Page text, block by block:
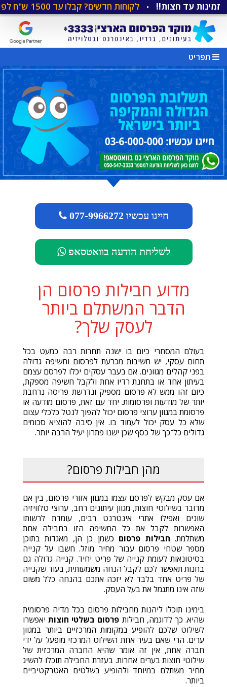
עד חצות!! • לקוחות חדשים? קבלו עד 1500 ש"ח לפרסום בגוגל!!
תפריט
חייגו עכשיו 077-9966272
לשליחת הודעה בוואטסאפ
מדוע חבילות פרסום הן
הדבר המשתלם ביותר
לעסק שלך?
בעולם המסחרי כיום בו ישנה תחרות רבה כמעט בכל
תחום עסקי, יש חשיבות מכרעת לפרסום וחשיפה גדולה
בפני קהלים מגוונים. אם בעבר עסקים יכלו לפרסם עצמם
בעיתון אחד או בתחנת רדיו אחת ולקבל חשיפה מספקת,
כיום זהו ממש לא פרסום מספיק ונדרשת פריסה נרחבת
יותר של מודעות ופרסומות. יחד עם זאת, פרסום מודעה או
פרסומת במגוון ערוצי פרסום יכול להפוך לנטל כלכלי עצום
שלא כל עסק יכול לעמוד בו. אין סיבה להוציא סכומים
גדולים כל־כך של כסף שכן ישנו פתרון יעיל הרבה יותר.
מהן חבילות פרסום?
אם עסק מבקש לפרסם עצמו במגוון אזורי פרסום, בין אם
מדובר בשילוטי חוצות, מגוון עיתונים רחב, ערוצי טלוויזיה
שונים ואפילו אתרי אינטרנט רבים, עומדת לרשותו
האפשרות לקבל את כל החשיפה הזו בחבילה אחת
משתלמת. חבילות פרסום כשמן כן הן, מאגדות בתוכן
מספר שטחי פרסום עבור מחיר מוזל. חשבו על קנייה
בסיטונאות לעומת קנייה של פריט יחיד. קנייה גדולה גם
בחנות תאפשר לכם לקבל הנחה משמעותית, בעוד שקנייה
של פריט אחד בלבד לא יזכה אתכם בהנחה כלל משום
שזה אינו מתגמל את בעל העסק.
בימינו תוכלו ליהנות מחבילות פרסום בכל מדיה פרסומית
שהיא. כך לדוגמה, חבילות פרסום בשלטי חוצותיאפשרו
לשילוט שלכם להופיע במקומות המרכזיים ביותר במגוון
ערים. הרי שאם בעיר אחת השילוט המרכזי מופעל על ידי
חברה אחת, אין זה אומר שהיא החברה המרכזית של
שילוטי חוצות בערים אחרות. בעזרת החבילה תוכלו להשיג
מחיר משתלם במיוחד ולהופיע בשלטים האטרקטיביים
ביותר.